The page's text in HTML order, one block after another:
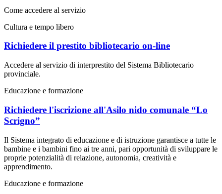
Come accedere al servizio
Cultura e tempo libero
Richiedere il prestito bibliotecario on-line
Accedere al servizio di interprestito del Sistema Bibliotecario
provinciale.
Educazione e formazione
Richiedere l'iscrizione all'Asilo nido comunale “Lo
Scrigno”
Il Sistema integrato di educazione e di istruzione garantisce a tutte le
bambine e i bambini fino ai tre anni, pari opportunità di sviluppare le
proprie potenzialità di relazione, autonomia, creatività e
apprendimento.
Educazione e formazione